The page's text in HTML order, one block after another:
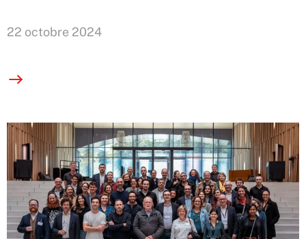
22 octobre 2024